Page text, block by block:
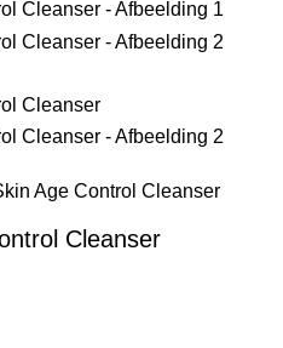
Age Control Cleanser
Cleanser